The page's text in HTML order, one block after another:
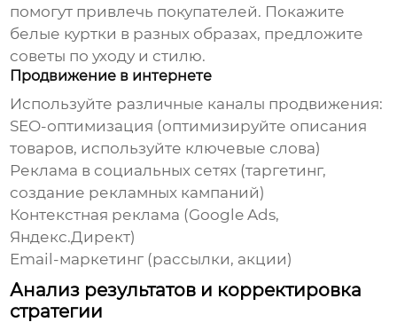
помогут привлечь покупателей. Покажите
белые куртки в разных образах, предложите
советы по уходу и стилю.
Продвижение в интернете
Используйте различные каналы продвижения:
SEO-оптимизация (оптимизируйте описания
товаров, используйте ключевые слова)
Реклама в социальных сетях (таргетинг,
создание рекламных кампаний)
Контекстная реклама (Google Ads,
Яндекс.Директ)
Email-маркетинг (рассылки, акции)
Анализ результатов и корректировка
стратегии